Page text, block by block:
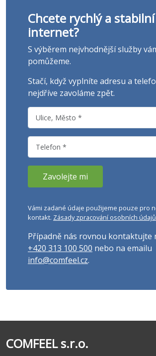
Chcete rychlý a stabilní
internet?
S výběrem nejvhodnější služby
pomůžeme.
Stačí, když vyplníte adresu a
nejdříve zavoláme zpět.
Vámi zadané údaje použijeme pouze pro
kontakt. Zásady zpracování osobních údajů
Případně nás rovnou kontaktujte
+420 313 100 500 nebo na emailu
info@comfeel.cz.
COMFEEL s.r.o.